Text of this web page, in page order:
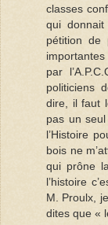
classes
qui
pétition de
importantes
par
politiciens
dire, il faut
pas un
l’Histoire
bois ne
qui prône
l’histoire
M. Proulx,
dites que «